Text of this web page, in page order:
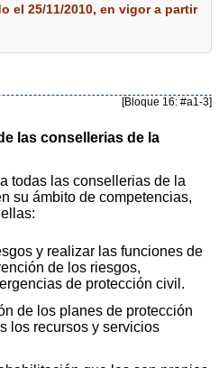
el 25/11/2010, en vigor a partir
[Bloque 16: #a1-3]
las consellerias de la
todas las consellerias de la
su ámbito de competencias,
y realizar las funciones de
de los riesgos,
de protección civil.
de los planes de protección
los recursos y servicios